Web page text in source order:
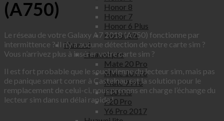
Honor 8
Honor 7
Honor 6 Plus
Honor 6A
Huawei
Huawei pro
Mate 20 Pro
Mate 10 Pro
Mate 9 Pro
P30 Pro
P20 Pro
Y6 Pro 2017
(A750)
Le réseau de votre Galaxy A7 2018 (A750) fonctionne par
intermittence ? Il n’y a aucune détection de votre carte sim ?
Vous n’arrivez plus à insérer votre carte sim ?
Il est fort probable que le souci vienne du lecteur sim, mais pas
de panique smart corner à Castelnau est la solution pour le
remplacement de celui-ci, nous prenons en charge l’échange du
lecteur sim dans un délai rapide !